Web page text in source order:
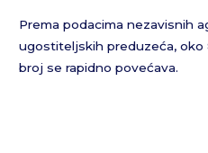
Prema podacima nezavisnih
ugostiteljskih preduzeća, oko
broj se rapidno povećava.